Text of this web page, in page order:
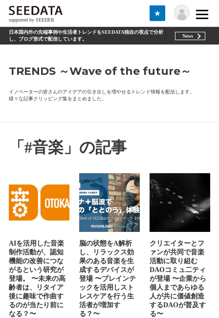
supported by SEEDER
★
日本国内外の先端事例や生活者トレンドをSEEDATA独自の視点で分析
し、ブログ形式で配信しています。
News
TRENDS ～Wave of the future～
イノベーターの皆さんのアイデアの引き出しを増やせるトレンド情報を配信します。
様々な記事クリッピング集をまとめました。
「#音楽」の記事
AIを活用した音楽
制作活動が、認知
機能の改善につな
がるという研究が
登場。 〜未来の高
齢者は、リタイア
後に趣味で作曲す
るのが当たり前に
なる？〜
脳の状態をA解析
し、リラックス効
果のある音楽を生
成するデバイスが
登場 〜ブレインテ
ックを活用しスト
レスケアを行う生
活者が増加す
る？〜
クリエイターとフ
ァンが共同で音楽
活動に取り組む
DAOコミュ二ティ
が登場 〜企業から
個人まであらゆる
人が共に価値創造
するDAOが普及す
る〜